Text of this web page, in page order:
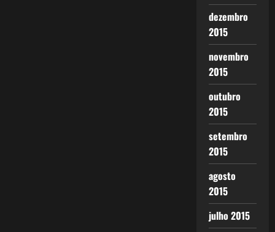
dezembro
2015
novembro
2015
outubro
2015
setembro
2015
agosto
2015
julho 2015